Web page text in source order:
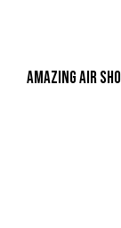
Amazing air